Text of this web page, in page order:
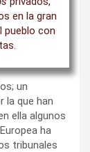
en la gran
pueblo con
un
la que han
ella algunos
ha
tribunales